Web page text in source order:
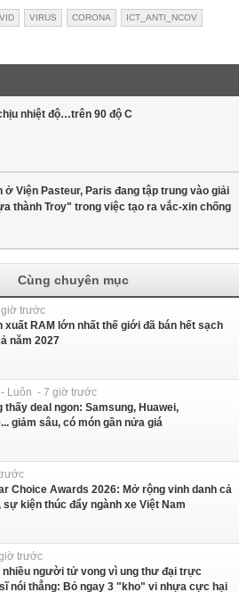
VIRUS CORONA ICT_ANTI_NCOV
nhiệt độ…trên 90 độ C
ở Viện Pasteur, Paris đang tập trung vào giải
thành Troy" trong việc tạo ra vắc-xin chống
Cùng chuyên mục
trước
xuất RAM lớn nhất thế giới đã bán hết sạch
năm 2027
- Luôn - 7 giờ trước
deal ngon: Samsung, Huawei,
giảm sâu, có món gần nửa giá
Choice Awards 2026: Mở rộng vinh danh cả
kiện thúc đẩy ngành xe Việt Nam
trước
nhiều người tử vong vì ung thư đại trực
nói thẳng: Bỏ ngay 3 "kho" vi nhựa cực hại